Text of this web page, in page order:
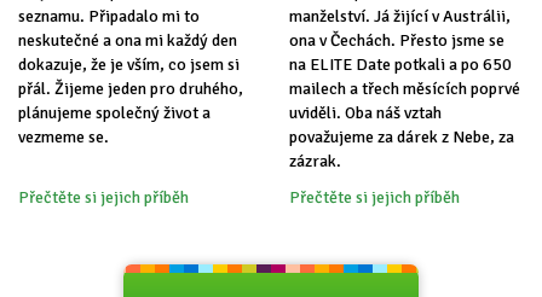
seznamu. Připadalo mi to
neskutečné a ona mi každý den
dokazuje, že je vším, co jsem si
přál. Žijeme jeden pro druhého,
plánujeme společný život a
vezmeme se.
Přečtěte si jejich příběh
manželství. Já žijící v Austrálii,
ona v Čechách. Přesto jsme se
na ELITE Date potkali a po 650
mailech a třech měsících poprvé
uviděli. Oba náš vztah
považujeme za dárek z Nebe, za
zázrak.
Přečtěte si jejich příběh